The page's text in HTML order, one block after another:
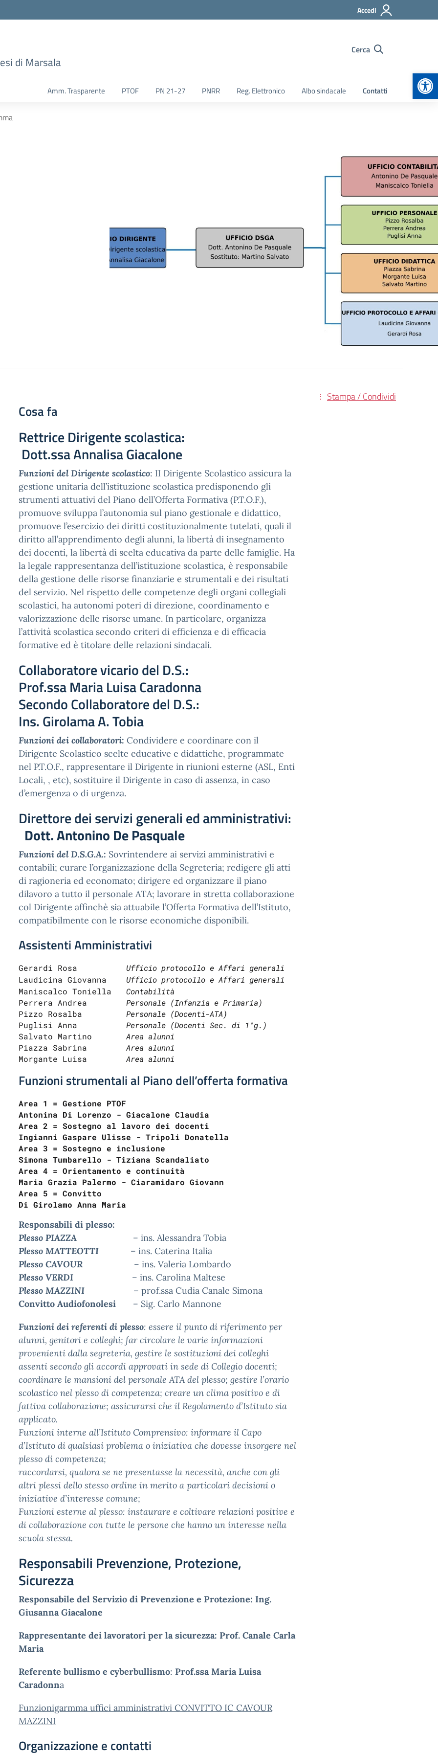
Accedi
di Marsala
Cerca
Amm. Trasparente PTOF PN 21-27 PNRR Reg. Elettronico Albo sindacale Contatti
Stampa / Condividi
Cosa fa
Rettrice Dirigente scolastica:
Dott.ssa Annalisa Giacalone
Funzioni del Dirigente scolastico: II Dirigente Scolastico assicura la
gestione unitaria dell’istituzione scolastica predisponendo gli
strumenti attuativi del Piano dell’Offerta Formativa (P.T.O.F.),
promuove sviluppa l’autonomia sul piano gestionale e didattico,
promuove l’esercizio dei diritti costituzionalmente tutelati, quali il
diritto all’apprendimento degli alunni, la libertà di insegnamento
dei docenti, la libertà di scelta educativa da parte delle famiglie. Ha
la legale rappresentanza dell’istituzione scolastica, è responsabile
della gestione delle risorse finanziarie e strumentali e dei risultati
del servizio. Nel rispetto delle competenze degli organi collegiali
scolastici, ha autonomi poteri di direzione, coordinamento e
valorizzazione delle risorse umane. In particolare, organizza
l’attività scolastica secondo criteri di efficienza e di efficacia
formative ed è titolare delle relazioni sindacali.
Collaboratore vicario del D.S.:
Prof.ssa Maria Luisa Caradonna
Secondo Collaboratore del D.S.:
Ins. Girolama A. Tobia
Funzioni dei collaboratori: Condividere e coordinare con il
Dirigente Scolastico scelte educative e didattiche, programmate
nel P.T.O.F., rappresentare il Dirigente in riunioni esterne (ASL, Enti
Locali, , etc), sostituire il Dirigente in caso di assenza, in caso
d’emergenza o di urgenza.
Direttore dei servizi generali ed amministrativi:
Dott. Antonino De Pasquale
Funzioni del D.S.G.A.: Sovrintendere ai servizi amministrativi e
contabili; curare l’organizzazione della Segreteria; redigere gli atti
di ragioneria ed economato; dirigere ed organizzare il piano
dilavoro a tutto il personale ATA; lavorare in stretta collaborazione
col Dirigente affinchè sia attuabile l’Offerta Formativa dell’Istituto,
compatibilmente con le risorse economiche disponibili.
Assistenti Amministrativi
Gerardi Rosa
Laudicina Giovanna Ufficio protocollo e Affari generali
Maniscalco Toniella Contabilità
Perrera Andrea Personale (Infanzia e Primaria)
Pizzo Rosalba Personale (Docenti-ATA)
Puglisi Anna Personale (Docenti Sec. di 1°g.)
Salvato Martino Area alunni
Piazza Sabrina Area alunni
Morgante Luisa Area alunni
Funzioni strumentali al Piano dell’offerta formativa
Area 1 = Gestione PTOF
Antonina Di Lorenzo - Giacalone Claudia
Area 2 = Sostegno al lavoro dei docenti
Ingianni Gaspare Ulisse - Tripoli Donatella
Area 3 = Sostegno e inclusione
Simona Tumbarello - Tiziana Scandaliato
Area 4 = Orientamento e continuità
Maria Grazia Palermo - Ciaramidaro Giovann
Area 5 = Convitto
Di Girolamo Anna Maria
Responsabili di plesso:
Plesso PIAZZA – ins. Alessandra Tobia
Plesso MATTEOTTI – ins. Caterina Italia
Plesso CAVOUR
– ins. Valeria Lombardo
Plesso VERDI – ins. Carolina Maltese
Plesso MAZZINI – prof.ssa Cudia Canale Simona
Convitto Audiofonolesi – Sig. Carlo Mannone
Funzioni dei referenti di plesso: essere il punto di riferimento per
alunni, genitori e colleghi; far circolare le varie informazioni
provenienti dalla segreteria, gestire le sostituzioni dei colleghi
assenti secondo gli accordi approvati in sede di Collegio docenti;
coordinare le mansioni del personale ATA del plesso; gestire l’orario
scolastico nel plesso di competenza; creare un clima positivo e di
fattiva collaborazione; assicurarsi che il Regolamento d’Istituto sia
applicato.
Funzioni interne all’Istituto Comprensivo: informare il Capo
d’Istituto di qualsiasi problema o iniziativa che dovesse insorgere nel
plesso di competenza;
raccordarsi, qualora se ne presentasse la necessità, anche con gli
altri plessi dello stesso ordine in merito a particolari decisioni o
iniziative d’interesse comune;
Funzioni esterne al plesso: instaurare e coltivare relazioni positive e
di collaborazione con tutte le persone che hanno un interesse nella
scuola stessa.
Responsabili Prevenzione, Protezione,
Sicurezza
Responsabile del Servizio di Prevenzione e Protezione: Ing.
Giusanna Giacalone
Rappresentante dei lavoratori per la sicurezza: Prof. Canale Carla
Maria
Referente bullismo e cyberbullismo: Prof.ssa Maria Luisa
Caradonna
Funzionigarmma uffici amministrativi CONVITTO IC CAVOUR
MAZZINI
Organizzazione e contatti